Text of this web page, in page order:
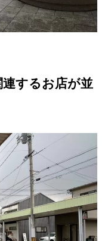
するお店が並